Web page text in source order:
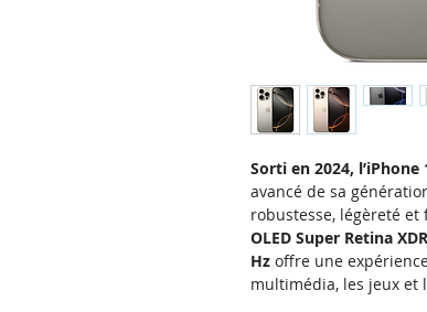
Sorti en 2024, l’iPhone
avancé de sa
robustesse, légèreté
OLED Super Retina
Hz offre une
multimédia, les jeux et